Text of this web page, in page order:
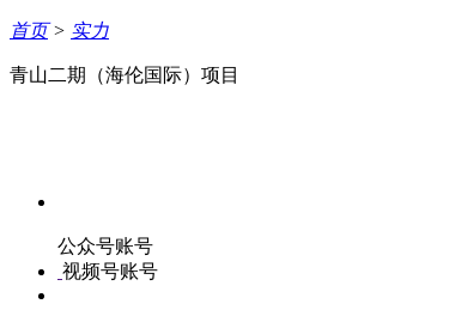
首页> 实力
青山二期（海伦国际）项目
公众号账号
视频号账号